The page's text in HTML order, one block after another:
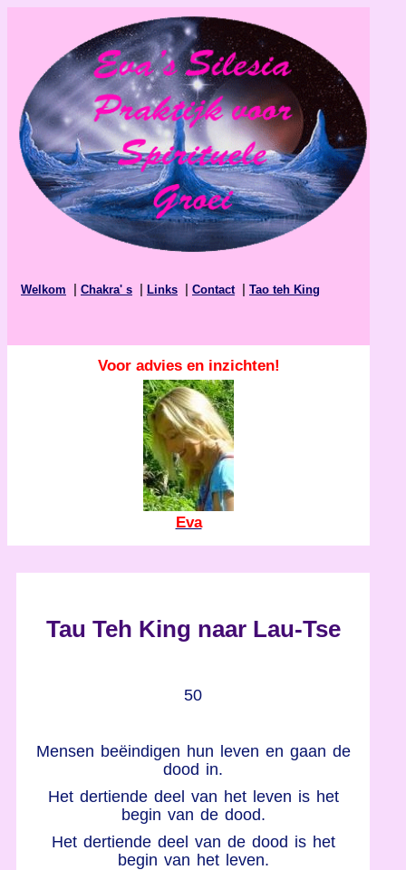
Welkom Chakra' s Links Contact| Tao teh King
Voor advies en inzichten!
Eva
Tau Teh King naar Lau-Tse
50
Mensen beëindigen hun leven en gaan de
dood in.
Het dertiende deel van het leven is het
begin van de dood.
Het dertiende deel van de dood is het
begin van het leven.